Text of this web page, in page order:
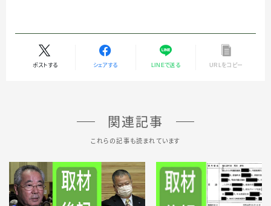
ポストする シェアする LINEで送る URLをコピー
関連記事
これらの記事も読まれています